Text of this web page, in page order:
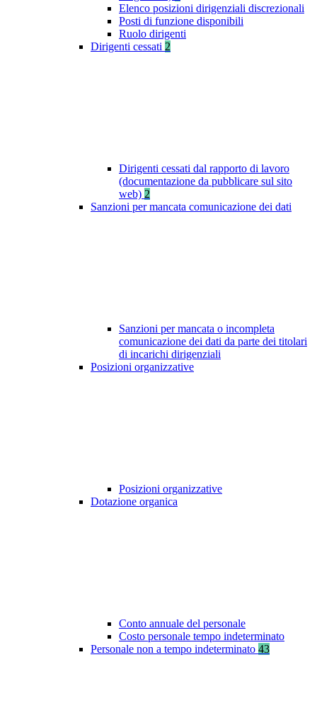
Elenco posizioni dirigenziali discrezionali
Posti di funzione disponibili
Ruolo dirigenti
Dirigenti cessati 2
Dirigenti cessati dal rapporto di lavoro
(documentazione da pubblicare sul sito
web) 2
Sanzioni per mancata comunicazione dei dati
Sanzioni per mancata o incompleta
comunicazione dei dati da parte dei titolari
di incarichi dirigenziali
Posizioni organizzative
Posizioni organizzative
Dotazione organica
Conto annuale del personale
Costo personale tempo indeterminato
Personale non a tempo indeterminato 43